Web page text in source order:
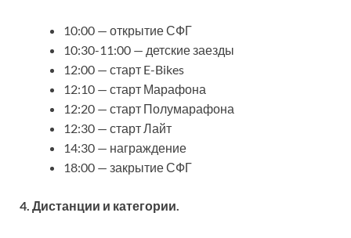
10:00 — открытие СФГ
10:30-11:00 — детские заезды
12:00 — старт E-Bikes
12:10 — старт Марафона
12:20 — старт Полумарафона
12:30 — старт Лайт
14:30 — награждение
18:00 — закрытие СФГ
4. Дистанции и категории.